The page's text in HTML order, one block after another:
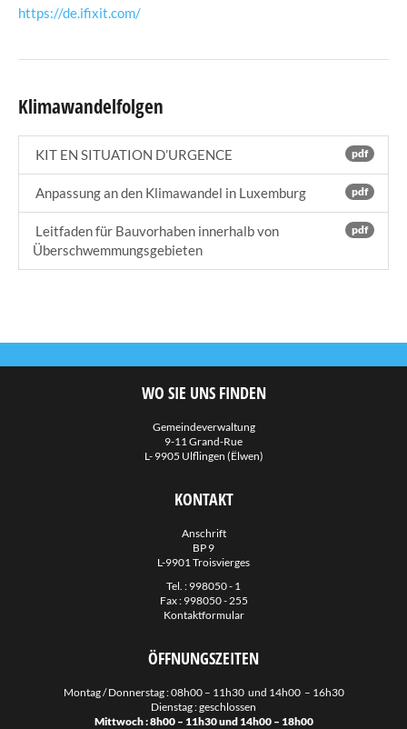
https://de.ifixit.com/
Klimawandelfolgen
pdf
KIT EN SITUATION D’URGENCE
pdf
Anpassung an den Klimawandel in Luxemburg
pdf
Leitfaden für Bauvorhaben innerhalb von
Überschwemmungsgebieten
WO SIE UNS FINDEN
Gemeindeverwaltung
9-11 Grand-Rue
L- 9905 Ulflingen (Ëlwen)
KONTAKT
Anschrift
BP 9
L-9901 Troisvierges
Tel. : 998050 - 1
Fax : 998050 - 255
Kontaktformular
ÖFFNUNGSZEITEN
Montag / Donnerstag : 08h00 – 11h30 und 14h00 – 16h30
Dienstag : geschlossen
Mittwoch : 8h00 – 11h30 und 14h00 – 18h00